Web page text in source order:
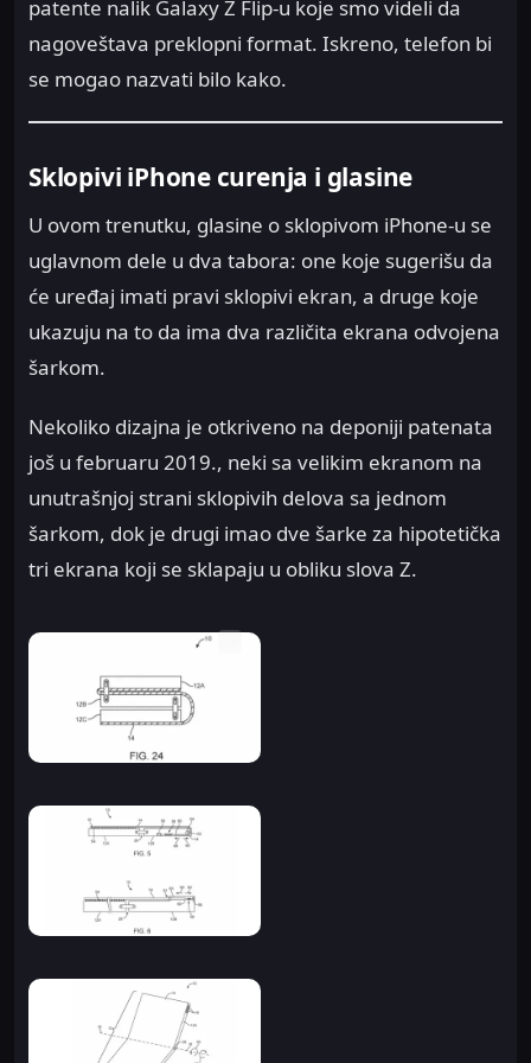
patente nalik Galaxy Z Flip-u koje smo videli da
nagoveštava preklopni format. Iskreno, telefon bi
se mogao nazvati bilo kako.
Sklopivi iPhone curenja i glasine
U ovom trenutku, glasine o sklopivom iPhone-u se
uglavnom dele u dva tabora: one koje sugerišu da
će uređaj imati pravi sklopivi ekran, a druge koje
ukazuju na to da ima dva različita ekrana odvojena
šarkom.
Nekoliko dizajna je otkriveno na deponiji patenata
još u februaru 2019., neki sa velikim ekranom na
unutrašnjoj strani sklopivih delova sa jednom
šarkom, dok je drugi imao dve šarke za hipotetička
tri ekrana koji se sklapaju u obliku slova Z.